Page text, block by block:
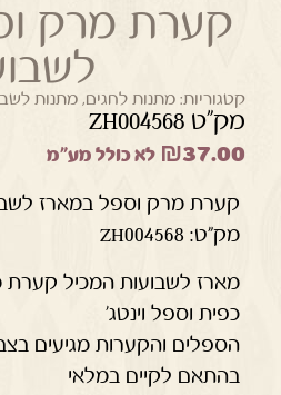
קערת מרק
קטגוריות: מתנות לחגים,מתנות
מק"ט ZH004568
₪37.00 לא כולל מע"מ
קערת מרק וספל במארז
מק”ט: ZH004568
כפית וספל וינטג'
הספלים והקערות מגיעים
בהתאם לקיים במלאי